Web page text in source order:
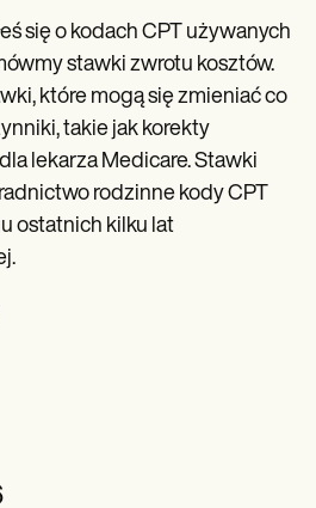
się o kodach CPT używanych
stawki zwrotu kosztów.
które mogą się zmieniać co
takie jak korekty
lekarza Medicare. Stawki
rodzinne kody CPT
ostatnich kilku lat